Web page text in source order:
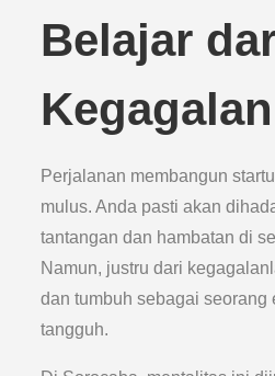
Belajar
Kegagalan
Perjalanan membangun
mulus. Anda pasti akan
tantangan dan hambatan di
Namun, justru dari
dan tumbuh sebagai seorang
tangguh.